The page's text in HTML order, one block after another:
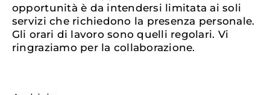
opportunità è da intendersi limitata ai soli
servizi che richiedono la presenza personale.
Gli orari di lavoro sono quelli regolari. Vi
ringraziamo per la collaborazione.